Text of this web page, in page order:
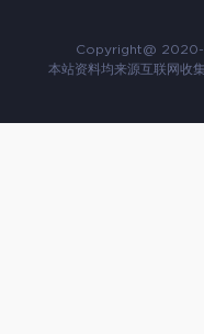
Copyright@ 2020-
本站资料均来源互联网收